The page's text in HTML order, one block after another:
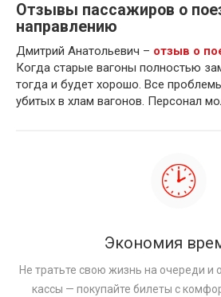
Отзывы пассажиров о
направлению
Дмитрий Анатольевич – отзыв о
Когда старые вагоны полностью
тогда и будет хорошо. Все
убитых в хлам вагонов. Персонал
Экономия
Не тратьте свою жизнь на очереди и
кассы — покупайте билеты с